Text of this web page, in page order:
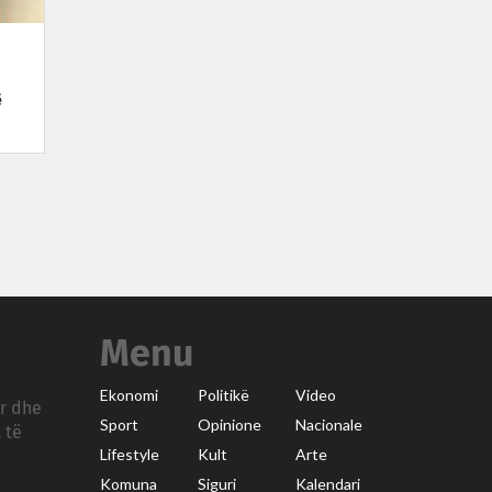
dhe
të
Menu
Ekonomi Politikë
Video
Sport
Opinione
Nacionale
Lifestyle
Kult
Arte
Komuna
Siguri Kalendari